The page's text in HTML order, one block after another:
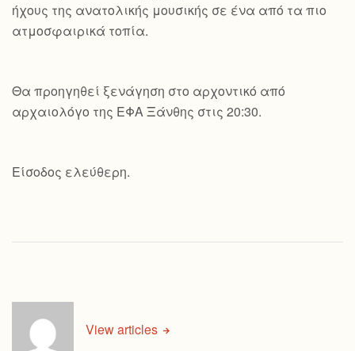
ήχους της ανατολικής μουσικής σε ένα από τα πιο
ατμοσφαιρικά τοπία.
Θα προηγηθεί ξενάγηση στο αρχοντικό από
αρχαιολόγο της ΕΦΑ Ξάνθης στις 20:30.
Είσοδος ελεύθερη.
View articles